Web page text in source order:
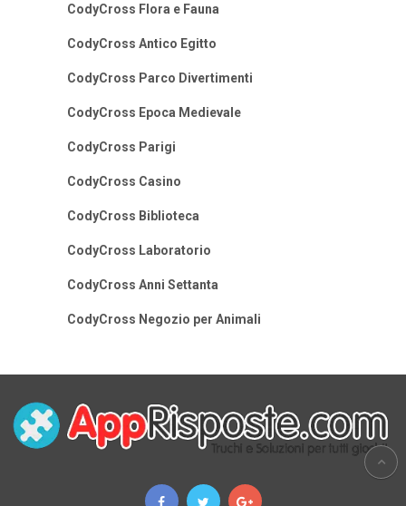
CodyCross Flora e Fauna
CodyCross Antico Egitto
CodyCross Parco Divertimenti
CodyCross Epoca Medievale
CodyCross Parigi
CodyCross Casino
CodyCross Biblioteca
CodyCross Laboratorio
CodyCross Anni Settanta
CodyCross Negozio per Animali